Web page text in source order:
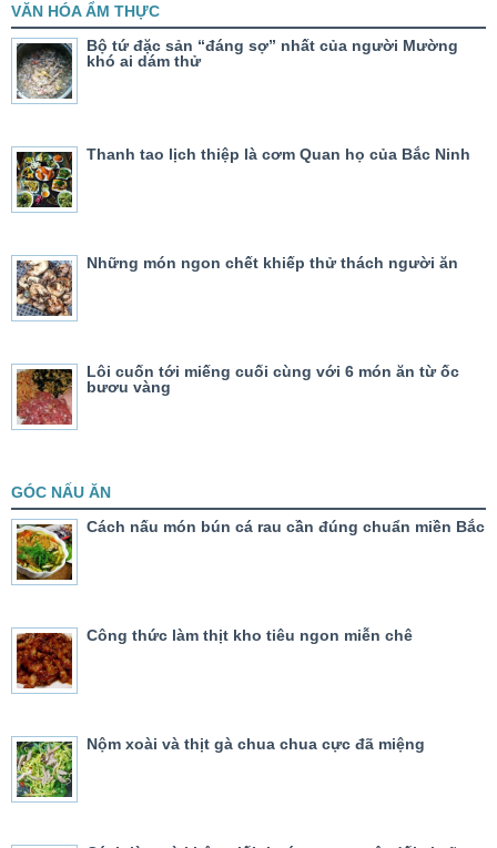
VĂN HÓA ẨM THỰC
Bộ tứ đặc sản “đáng sợ” nhất của người Mường
khó ai dám thử
Thanh tao lịch thiệp là cơm Quan họ của Bắc Ninh
Những món ngon chết khiếp thử thách người ăn
Lôi cuốn tới miếng cuối cùng với 6 món ăn từ ốc
bươu vàng
GÓC NẤU ĂN
Cách nấu món bún cá rau cần đúng chuẩn miền Bắc
Công thức làm thịt kho tiêu ngon miễn chê
Nộm xoài và thịt gà chua chua cực đã miệng